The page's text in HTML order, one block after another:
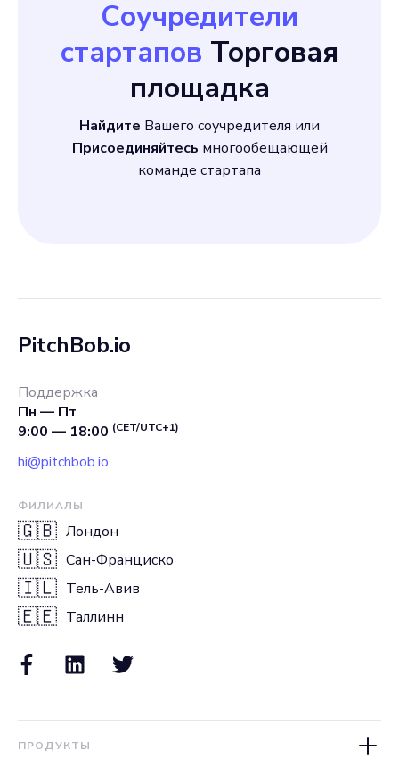
Соучредители
стартапов Торговая
площадка
Найдите Вашего соучредителя или
Присоединяйтесь многообещающей
команде стартапа
PitchBob.io
Поддержка
Пн — Пт
9:00 — 18:00 (CET/UTC+1)
hi@pitchbob.io
ФИЛИАЛЫ
🇬🇧 Лондон
🇺🇸 Сан-Франциско
🇮🇱 Тель-Авив
🇪🇪 Таллинн
ПРОДУКТЫ